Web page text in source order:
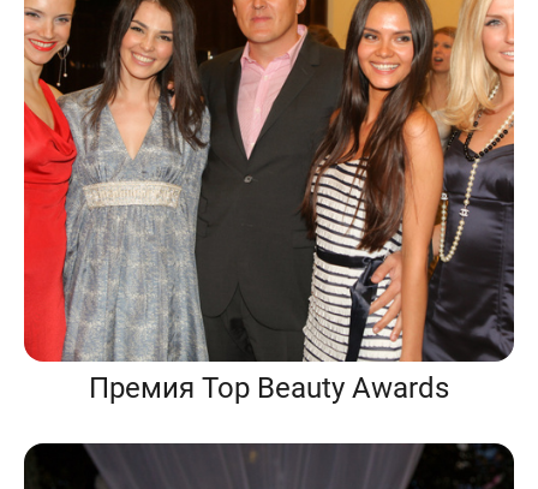
Премия Top Beauty Awards